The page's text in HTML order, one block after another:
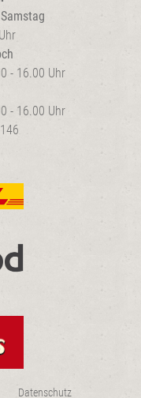
- 16.00 Uhr
- 16.00 Uhr
Datenschutz